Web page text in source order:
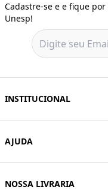
Cadastre-se e e fique
Unesp!
INSTITUCIONAL
AJUDA
NOSSA LIVRARIA